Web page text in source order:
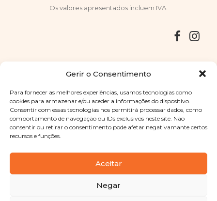
Gerir o Consentimento
Para fornecer as melhores experiências, usamos tecnologias como
cookies para armazenar e/ou aceder a informações do dispositivo.
Consentir com essas tecnologias nos permitirá processar dados, como
comportamento de navegação ou IDs exclusivos neste site. Não
consentir ou retirar o consentimento pode afetar negativamante certos
recursos e funções.
Aceitar
Negar
Os valores apresentados incluem IVA.
Copyright © 2025 Sabores Santa Clara
. Todos os direitos
reservadosPolítica de Privacidade |Termos e condições
Designed byShift Your Branding Agency